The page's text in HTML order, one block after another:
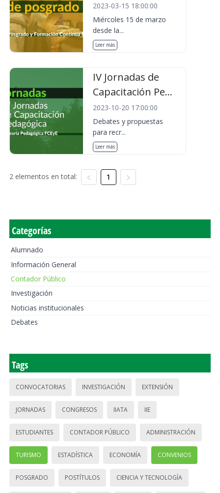
2023-03-15 18:00:00
Miércoles 15 de marzo
desde la...
Leer más
IV Jornadas de
Capacitación Pe...
2023-10-20 17:00:00
Debates y propuestas
para recr...
Leer más
2 elementos en total: 1
Categorías
Alumnado
Información General
Contador Público
Investigación
Noticias institucionales
Debates
Tags
CONVOCATORIAS INVESTIGACIÓN EXTENSIÓN
JORNADAS CONGRESOS IIATA IIE
ESTUDIANTES CONTADOR PÚBLICO ADMINISTRACIÓN
TURISMO ESTADÍSTICA ECONOMÍA CONVENIOS
POSGRADO POSTÍTULOS CIENCIA Y TECNOLOGÍA